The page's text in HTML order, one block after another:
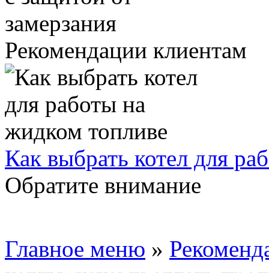
Рекомендации клиентам
Как выбрать котел для
Обратите внимание
Главное меню »